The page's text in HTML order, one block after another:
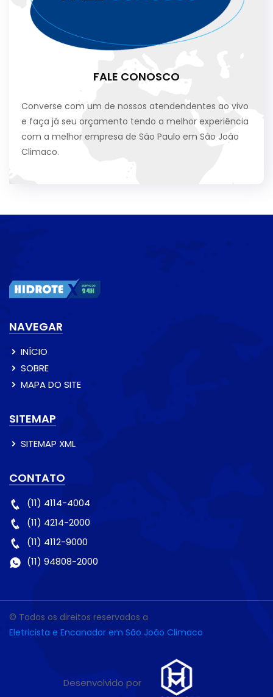
FALE CONOSCO
Converse com um de nossos atendendentes ao vivo
e faça já seu orçamento tendo a melhor experiência
com a melhor empresa de São Paulo em São João
Climaco.
NAVEGAR
INÍCIO
SOBRE
MAPA DO SITE
SITEMAP
SITEMAP XML
CONTATO
(11) 4114-4004
(11) 4214-2000
(11) 4112-9000
(11) 94808-2000
© Todos os direitos reservados a
Eletricista e Encanador em São João Climaco
Desenvolvido por